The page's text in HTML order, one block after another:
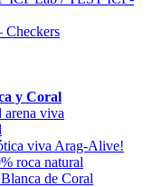
Checkers
y Coral
arena viva
viva Arag-Alive!
roca natural
de Coral